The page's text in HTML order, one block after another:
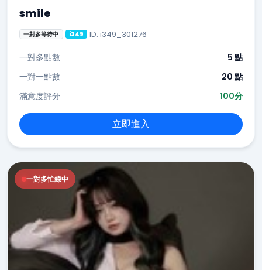
smile
一對多等待中 i349 ID: i349_301276
一對多點數
5 點
一對一點數
20 點
滿意度評分
100分
立即進入
一對多忙線中